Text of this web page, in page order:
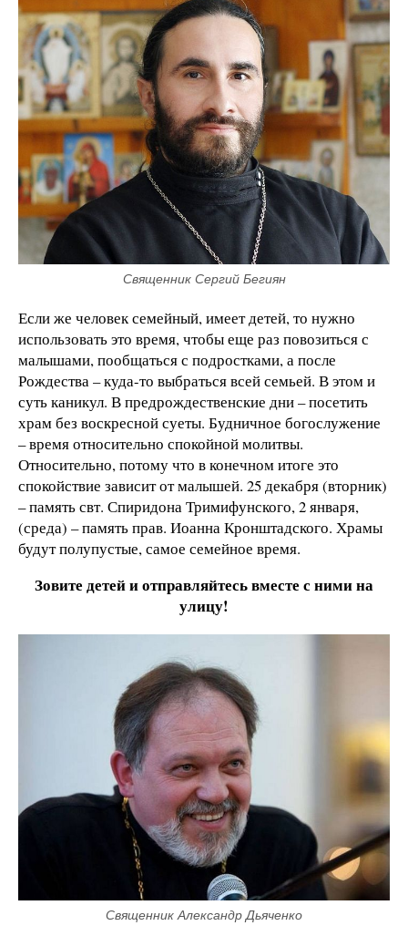
Священник Сергий Бегиян
Если же человек семейный, имеет детей, то нужно
использовать это время, чтобы еще раз повозиться с
малышами, пообщаться с подростками, а после
Рождества – куда-то выбраться всей семьей. В этом и
суть каникул. В предрождественские дни – посетить
храм без воскресной суеты. Будничное богослужение
– время относительно спокойной молитвы.
Относительно, потому что в конечном итоге это
спокойствие зависит от малышей. 25 декабря (вторник)
– память свт. Спиридона Тримифунского, 2 января,
(среда) – память прав. Иоанна Кронштадского. Храмы
будут полупустые, самое семейное время.
Зовите детей и отправляйтесь вместе с ними на
улицу!
Священник Александр Дьяченко